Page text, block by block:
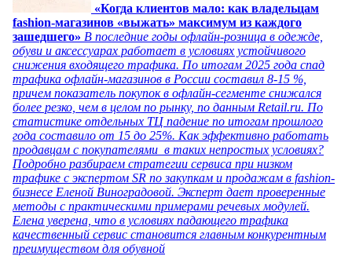
«Когда клиентов мало: как владельцам
fashion-магазинов «выжать» максимум из каждого
зашедшего» В последние годы офлайн-розница в одежде,
обуви и аксессуарах работает в условиях устойчивого
снижения входящего трафика. По итогам 2025 года спад
трафика офлайн-магазинов в России составил 8-15 %,
причем показатель покупок в офлайн-сегменте снижался
более резко, чем в целом по рынку, по данным Retail.ru. По
статистике отдельных ТЦ падение по итогам прошлого
года составило от 15 до 25%. Как эффективно работать
продавцам с покупателями в таких непростых условиях?
Подробно разбираем стратегии сервиса при низком
трафике с экспертом SR по закупкам и продажам в fashion-
бизнесе Еленой Виноградовой. Эксперт дает проверенные
методы с практическими примерами речевых модулей.
Елена уверена, что в условиях падающего трафика
качественный сервис становится главным конкурентным
преимуществом для обувной